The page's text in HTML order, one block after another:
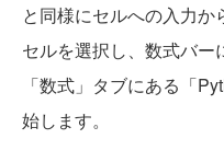
と同様にセルへの入力
セルを選択し、数式バー
「数式」タブにある「
始します。